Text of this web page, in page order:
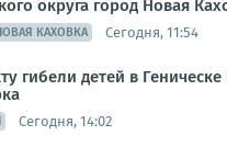
округа город Новая
КАХОВКА Сегодня, 11:54
гибели детей в
Сегодня, 14:02